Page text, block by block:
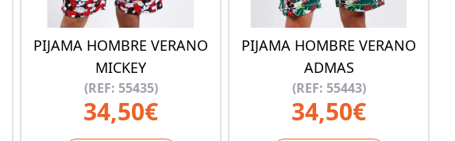
PIJAMA HOMBRE VERANO
MICKEY
(REF: 55435)
34,50€
PIJAMA HOMBRE VERANO
ADMAS
(REF: 55443)
34,50€